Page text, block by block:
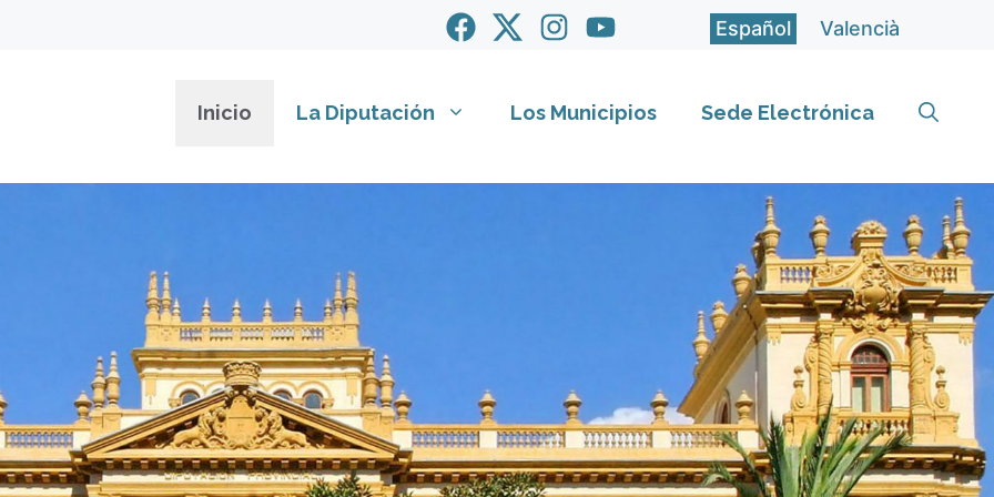
Español Valencià
Inicio La Diputación Los Municipios Sede Electrónica